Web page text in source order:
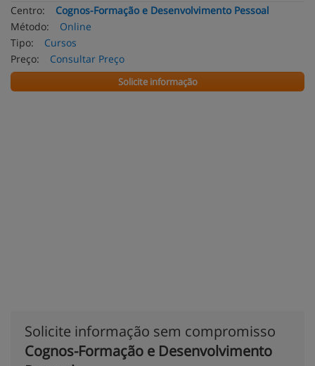
Centro:
Cognos-Formação e Desenvolvimento Pessoal
Método:
Online
Tipo:
Cursos
Preço:
Consultar Preço
Solicite informação
Solicite informação sem compromisso
Cognos-Formação e Desenvolvimento